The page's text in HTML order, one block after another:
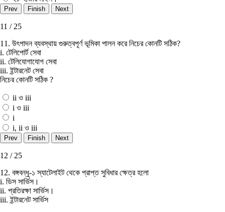
11 / 25
11. উৎপাদন ব্যবস্থায় গুরুত্বপূর্ণ ভূমিকা পালন করে নিচের কোনটি সঠিক?
i. টেলিপোর্ট সেবা
ii. টেলিযােগাযােগ সেবা
iii. ইন্টারনেট সেবা
নিচের কোনটি সঠিক ?
ii ও iii
i ও iii
i
i, ii ও iii
12 / 25
12. বঙ্গবন্ধু-১ স্যাটেলাইট থেকে প্রাপ্ত সুবিধার ক্ষেত্র হলাে
i. ডিস সার্ভিস।
ii. প্রতিরক্ষা সার্ভিস।
iii. ইন্টারনেট সার্ভিস